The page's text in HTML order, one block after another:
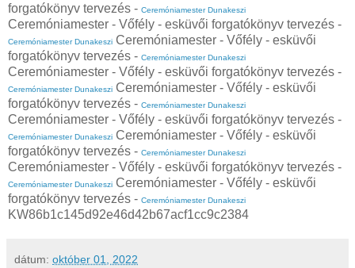
forgatókönyv tervezés - Ceremóniamester Dunakeszi
Ceremóniamester - Vőfély - esküvői forgatókönyv tervezés -
Ceremóniamester Dunakeszi Ceremóniamester - Vőfély - esküvői
forgatókönyv tervezés - Ceremóniamester Dunakeszi
Ceremóniamester - Vőfély - esküvői forgatókönyv tervezés -
Ceremóniamester Dunakeszi Ceremóniamester - Vőfély - esküvői
forgatókönyv tervezés - Ceremóniamester Dunakeszi
Ceremóniamester - Vőfély - esküvői forgatókönyv tervezés -
Ceremóniamester Dunakeszi Ceremóniamester - Vőfély - esküvői
forgatókönyv tervezés - Ceremóniamester Dunakeszi
Ceremóniamester - Vőfély - esküvői forgatókönyv tervezés -
Ceremóniamester Dunakeszi Ceremóniamester - Vőfély - esküvői
forgatókönyv tervezés - Ceremóniamester Dunakeszi
KW86b1c145d92e46d42b67acf1cc9c2384
dátum: október 01, 2022